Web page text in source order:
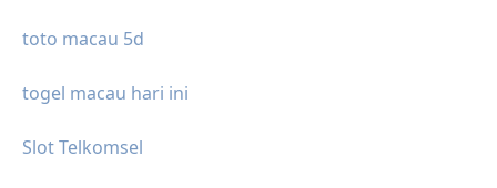
toto macau 5d
togel macau hari ini
Slot Telkomsel